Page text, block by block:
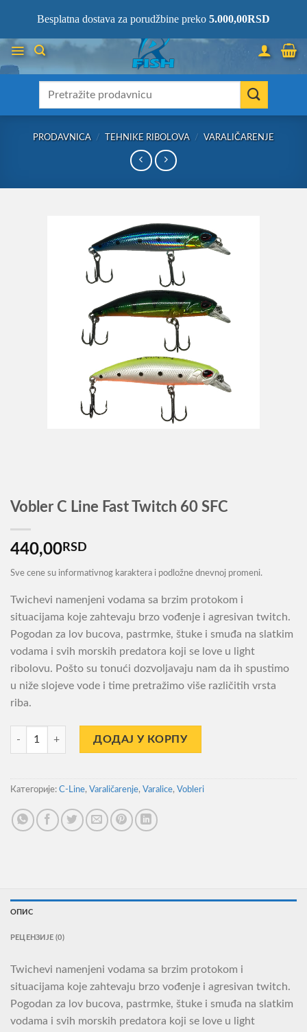
content
MESTU!
PRODAVNICA / TEHNIKE RIBOLOVA / VARALIČARENJE
Vobler C Line Fast Twitch 60 SFC
440,00RSD
Sve cene su informativnog karaktera i podložne dnevnoj promeni.
Twichevi namenjeni vodama sa brzim protokom i
situacijama koje zahtevaju brzo vođenje i agresivan twitch.
Pogodan za lov bucova, pastrmke, štuke i smuđa na slatkim
vodama i svih morskih predatora koji se love u light
ribolovu. Pošto su tonući dozvoljavaju nam da ih spustimo
u niže slojeve vode i time pretražimo više različitih vrsta
riba.
Vobler C Line Fast Twitch 60 SFC количина
ДОДАЈ У КОРПУ
Категорије: C-Line, Varaličarenje, Varalice, Vobleri
ОПИС
РЕЦЕНЗИЈЕ (0)
Twichevi namenjeni vodama sa brzim protokom i
situacijama koje zahtevaju brzo vođenje i agresivan twitch.
Pogodan za lov bucova, pastrmke, štuke i smuđa na slatkim
vodama i svih morskih predatora koji se love u light
Besplatna dostava za porudžbine preko 5.000,00RSD